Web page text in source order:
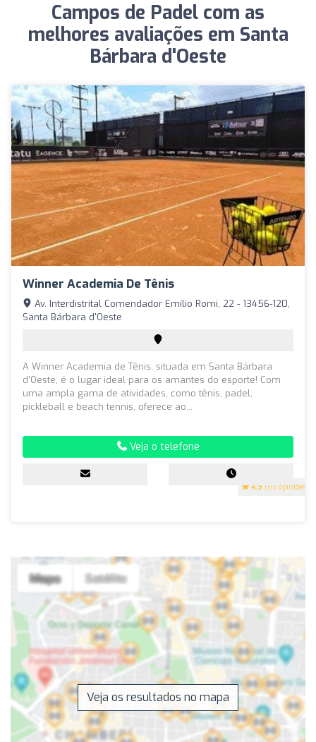
Campos de Padel com as
melhores avaliações em Santa
Bárbara d'Oeste
Winner Academia De Tênis
4.9 (53 opiniões)
Av. Interdistrital Comendador Emílio Romi, 22 - 13456-120,
Santa Bárbara d'Oeste
A Winner Academia de Tênis, situada em Santa Bárbara
d'Oeste, é o lugar ideal para os amantes do esporte! Com
uma ampla gama de atividades, como tênis, padel,
pickleball e beach tennis, oferece ao...
Veja o telefone
Veja os resultados no mapa